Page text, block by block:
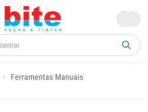
Ferramentas Manuais